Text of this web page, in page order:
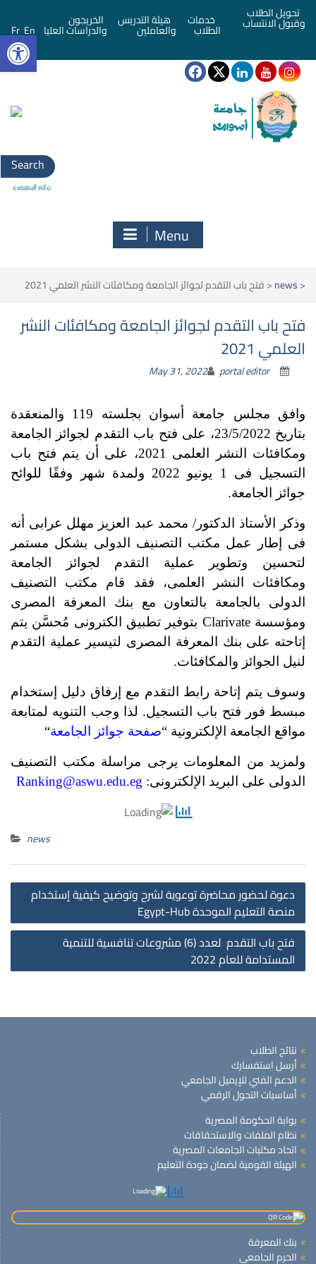
تحويل الطلاب
وقبول الانتساب خدمات
الطلاب
هيئة التدريس
والعاملين
الخريجون
والدراسات العليا En
Fr
Search
for:
Menu
<
news
<فتح باب التقدم لجوائز الجامعة ومكافئات النشر العلمي 2021
فتح باب التقدم لجوائز الجامعة ومكافئات النشر
العلمي 2021
May 31, 2022 portal editor
وافق مجلس جامعة أسوان بجلسته 119 والمنعقدة
بتاريخ 23/5/2022، على فتح باب التقدم لجوائز الجامعة
ومكافئات النشر العلمى 2021، على أن يتم فتح باب
التسجيل فى 1 يونيو 2022 ولمدة شهر وفقًا للوائح
جوائز الجامعة.
وذكر الأستاذ الدكتور/ محمد عبد العزيز مهلل عرابى أنه
فى إطار عمل مكتب التصنيف الدولى بشكل مستمر
لتحسين وتطوير عملية التقدم لجوائز الجامعة
ومكافئات النشر العلمى، فقد قام مكتب التصنيف
الدولى بالجامعة بالتعاون مع بنك المعرفة المصرى
ومؤسسة Clarivate بتوفير تطبيق الكترونى مُحسَّن يتم
إتاحته على بنك المعرفة المصرى لتيسير عملية التقدم
لنيل الجوائز والمكافئات.
وسوف يتم إتاحة رابط التقدم مع إرفاق دليل إستخدام
مبسط فور فتح باب التسجيل. لذا وجب التنويه لمتابعة
مواقع الجامعة الإلكترونية “صفحة جوائز الجامعة“
ولمزيد من المعلومات يرجى مراسلة مكتب التصنيف
الدولى على البريد الإلكترونى: Ranking@aswu.edu.eg
news
دعوة لحضور محاضرة توعوية لشرح وتوضيح كيفية إستخدام
منصة التعليم الموحدة Egypt-Hub
فتح باب التقدم لعدد (6) مشروعات تنافسية للتنمية
المستدامة للعام 2022
نتائج الطلاب
أرسل استفسارك
الدعم الفني للإيميل الجامعي
أساسيات التحول الرقمي
بوابة الحكومة المصرية
نظام الملفات والاستحقاقات
اتحاد مكتبات الجامعات المصرية
الهيئة القومية لضمان جودة التعليم
بنك المعرفة
الحرم الجامعى